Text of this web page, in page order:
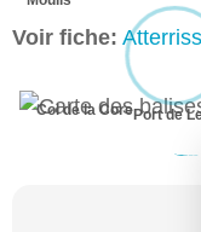
Voir fiche:
Port de
Col de la Core